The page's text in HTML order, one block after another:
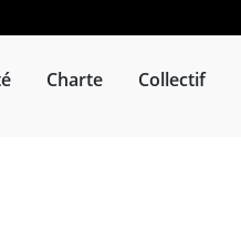
Charte Collectif